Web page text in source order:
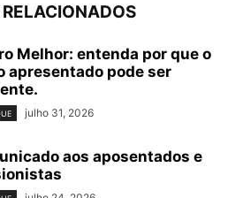
Melhor: entenda por que o
apresentado pode ser
julho 31, 2026
aos aposentados e